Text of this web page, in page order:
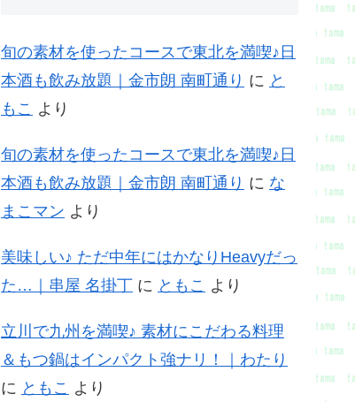
旬の素材を使ったコースで東北を満喫♪日
本酒も飲み放題｜金市朗 南町通り に と
もこ より
旬の素材を使ったコースで東北を満喫♪日
本酒も飲み放題｜金市朗 南町通り に な
まこマン より
美味しい♪ ただ中年にはかなりHeavyだっ
た…｜串屋 名掛丁 に ともこ より
立川で九州を満喫♪ 素材にこだわる料理
＆もつ鍋はインパクト強ナリ！｜わたり
に ともこ より